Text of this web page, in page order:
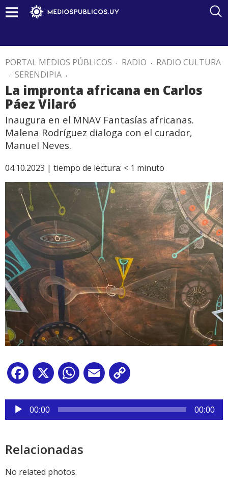
PORTAL MEDIOS PÚBLICOS . RADIO . RADIO CULTURA
. SERENDIPIA .
La impronta africana en Carlos
Páez Vilaró
Inaugura en el MNAV Fantasías africanas.
Malena Rodríguez dialoga con el curador,
Manuel Neves.
04.10.2023 | tiempo de lectura: < 1 minuto
Facebook
X WhatsApp
Email
Reproductor
audio
00:00 00:00
Relacionadas
No related photos.